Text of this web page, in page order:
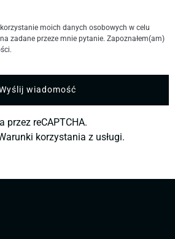
moich danych osobowych w celu
zadane przeze mnie pytanie. Zapoznałem(am)
przez reCAPTCHA.
korzystania z usługi.